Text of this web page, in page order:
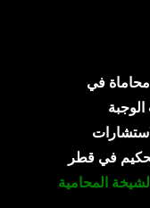
في
في قطر
الشيخة المحامية